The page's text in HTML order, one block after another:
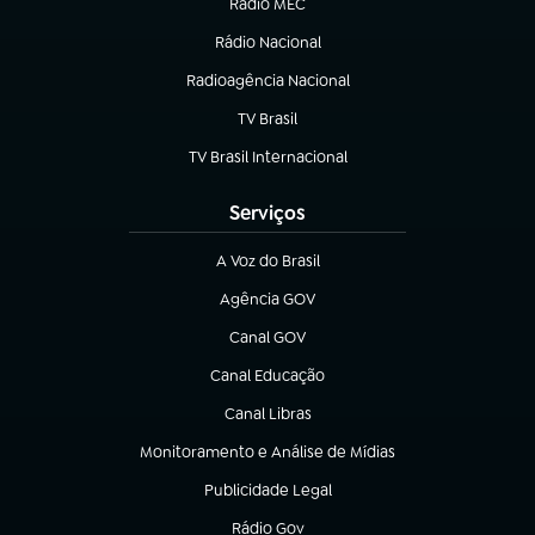
(abre em nova aba)
Rádio Nacional
Radioagência Nacional
(abre em nova aba)
TV Brasil
(abre em nova aba)
TV Brasil Internacional
(abre em nova aba)
Serviços
A Voz do Brasil
(abre em nova aba)
Agência GOV
(abre em nova aba)
Canal GOV
(abre em nova aba)
Canal Educação
(abre em nova aba)
Canal Libras
(abre em nova aba)
Monitoramento e Análise de Mídias
(abre em nova aba)
Publicidade Legal
(abre em nova aba)
Rádio Gov